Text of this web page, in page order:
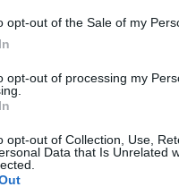
opt-out of the Sale of my
opt-out of processing my
opt-out of Collection, Use,
Data that Is Unrelated
nadále zamykány řetězem.
Pražská ulice sloupek